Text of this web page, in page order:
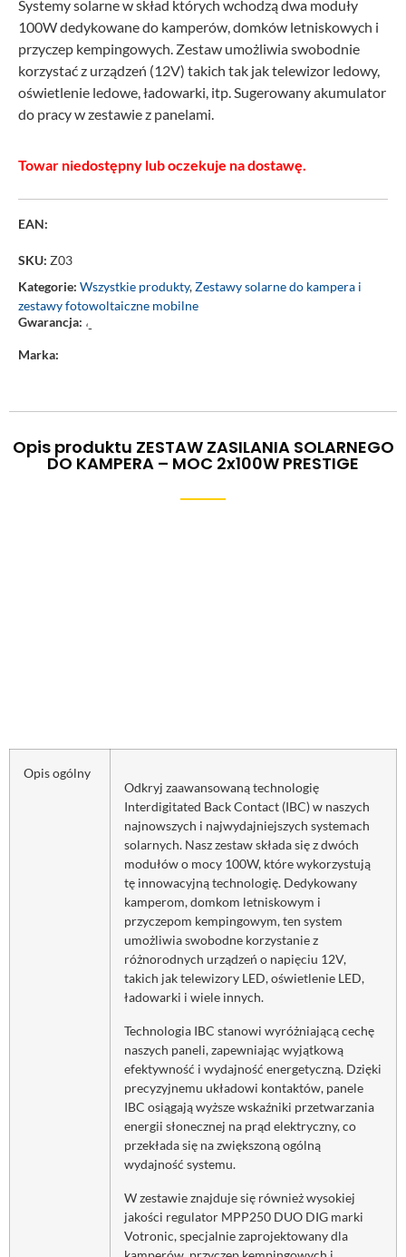
Systemy solarne w skład których wchodzą dwa moduły
100W dedykowane do kamperów, domków letniskowych i
przyczep kempingowych. Zestaw umożliwia swobodnie
korzystać z urządzeń (12V) takich tak jak telewizor ledowy,
oświetlenie ledowe, ładowarki, itp. Sugerowany akumulator
do pracy w zestawie z panelami.
Towar niedostępny lub oczekuje na dostawę.
EAN:
SKU: Z03
Kategorie: Wszystkie produkty,Zestawy solarne do kampera i
zestawy fotowoltaiczne mobilne
Gwarancja: ‘-
Marka:
Opis produktu ZESTAW ZASILANIA SOLARNEGO
DO KAMPERA – MOC 2x100W PRESTIGE
Opis ogólny
Odkryj zaawansowaną technologię
Interdigitated Back Contact (IBC) w naszych
najnowszych i najwydajniejszych systemach
solarnych. Nasz zestaw składa się z dwóch
modułów o mocy 100W, które wykorzystują
tę innowacyjną technologię. Dedykowany
kamperom, domkom letniskowym i
przyczepom kempingowym, ten system
umożliwia swobodne korzystanie z
różnorodnych urządzeń o napięciu 12V,
takich jak telewizory LED, oświetlenie LED,
ładowarki i wiele innych.
Technologia IBC stanowi wyróżniającą cechę
naszych paneli, zapewniając wyjątkową
efektywność i wydajność energetyczną. Dzięki
precyzyjnemu układowi kontaktów, panele
IBC osiągają wyższe wskaźniki przetwarzania
energii słonecznej na prąd elektryczny, co
przekłada się na zwiększoną ogólną
wydajność systemu.
W zestawie znajduje się również wysokiej
jakości regulator MPP250 DUO DIG marki
Votronic, specjalnie zaprojektowany dla